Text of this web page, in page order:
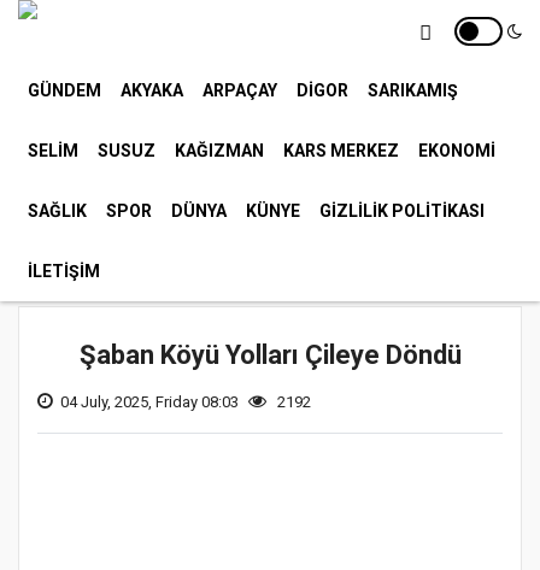
GÜNDEM AKYAKA ARPAÇAY DİGOR SARIKAMIŞ
SELİM SUSUZ KAĞIZMAN KARS MERKEZ EKONOMİ
SAĞLIK SPOR DÜNYA KÜNYE GIZLILIK POLITIKASI
İLETİŞİM
Foto Galeri Web TV Yazarlar
E-Gazete
Seri İlanlar
Etkinlik Takvimi Biyografiler
Ana Sayfa
Şaban Köyü Yolları Çileye Döndü
04 July, 2025, Friday 08:03 2192